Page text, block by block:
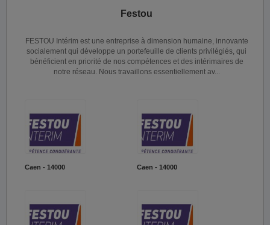
Festou
FESTOU Intérim est une entreprise à dimension humaine, innovante
socialement qui développe un portefeuille de clients privilégiés, qui
bénéficient en priorité de nos compétences et des intérimaires de
notre réseau. Nous travaillons essentiellement av...
Caen - 14000 Caen - 14000